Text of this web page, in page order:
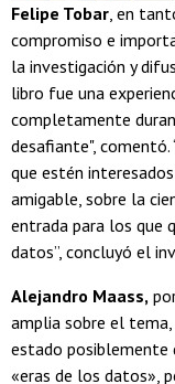
Felipe Tobar , en
compromiso e
la investigación y
libro fue una
completamente
desafiante",
que estén
amigable, sobre la
entrada para los que
datos”, concluyó el
Alejandro Maass,
amplia sobre el tema,
estado posiblemente
«eras de los datos»,